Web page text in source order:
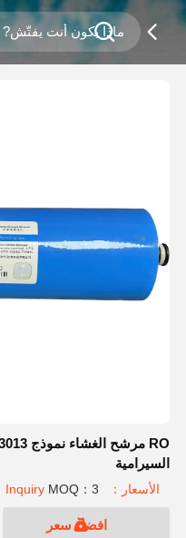
السيرامية
الأسعار：Inquiry MOQ：3
افضل سعر